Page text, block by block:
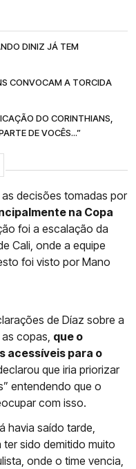
DINIZ JÁ TEM
CONVOCAM A TORCIDA
DO CORINTHIANS,
DE VOCÊS...”
decisões tomadas por
na Copa
foi a escalação da
Cali, onde a equipe
foi visto por Mano
de Díaz sobre a
copas, que o
acessíveis para o
que iria priorizar
entendendo que o
com isso.
havia saído tarde,
sido demitido muito
onde o time vencia,